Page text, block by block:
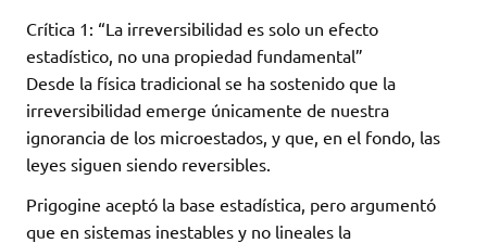
Crítica 1: “La irreversibilidad es solo un efecto
estadístico, no una propiedad fundamental”
Desde la física tradicional se ha sostenido que la
irreversibilidad emerge únicamente de nuestra
ignorancia de los microestados, y que, en el fondo, las
leyes siguen siendo reversibles.
Prigogine aceptó la base estadística, pero argumentó
que en sistemas inestables y no lineales la